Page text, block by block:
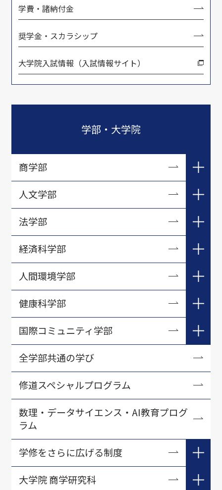
学費・諸納付金
奨学金・スカラシップ
大学院入試情報（入試情報サイト）
学部・大学院
商学部
商学科
経営学科
商学科ゼミナール紹介
経営学科ゼミナール紹介
人文学部
人間関係学科社会学専攻
社会学科
英語英文学科
人文学部 教員一覧
人間関係学科社会学専攻演習紹介
英語英文学科ゼミナール紹介
法学部
法律学科
法学部 教員一覧
経済科学部
現代経済学科
経済情報学科
現代経済学科ゼミナール紹介
経済情報学科ゼミナール紹介
人間環境学部
人間環境学科
人間環境学部 教員一覧
健康科学部
心理学科
健康栄養学科
心理学科演習クラス紹介
健康栄養学科ゼミナール紹介
国際コミュニティ学部
国際政治学科
地域行政学科
国際政治学科ゼミナール紹介
全学部共通の学び
修道スペシャルプログラム
数理・データサイエンス・AI教育プログ
ラム
学修をさらに広げる制度
単位互換制度
大学院 商学研究科